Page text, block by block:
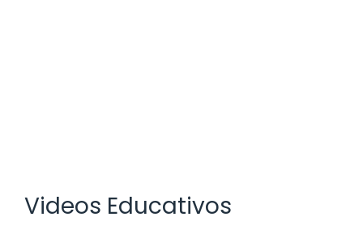
Videos Educativos